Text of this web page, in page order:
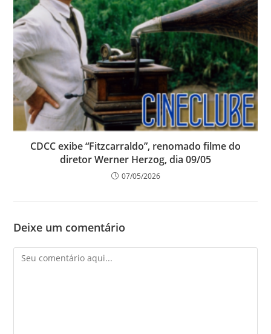
CDCC exibe “Fitzcarraldo”, renomado filme do
diretor Werner Herzog, dia 09/05
07/05/2026
Deixe um comentário